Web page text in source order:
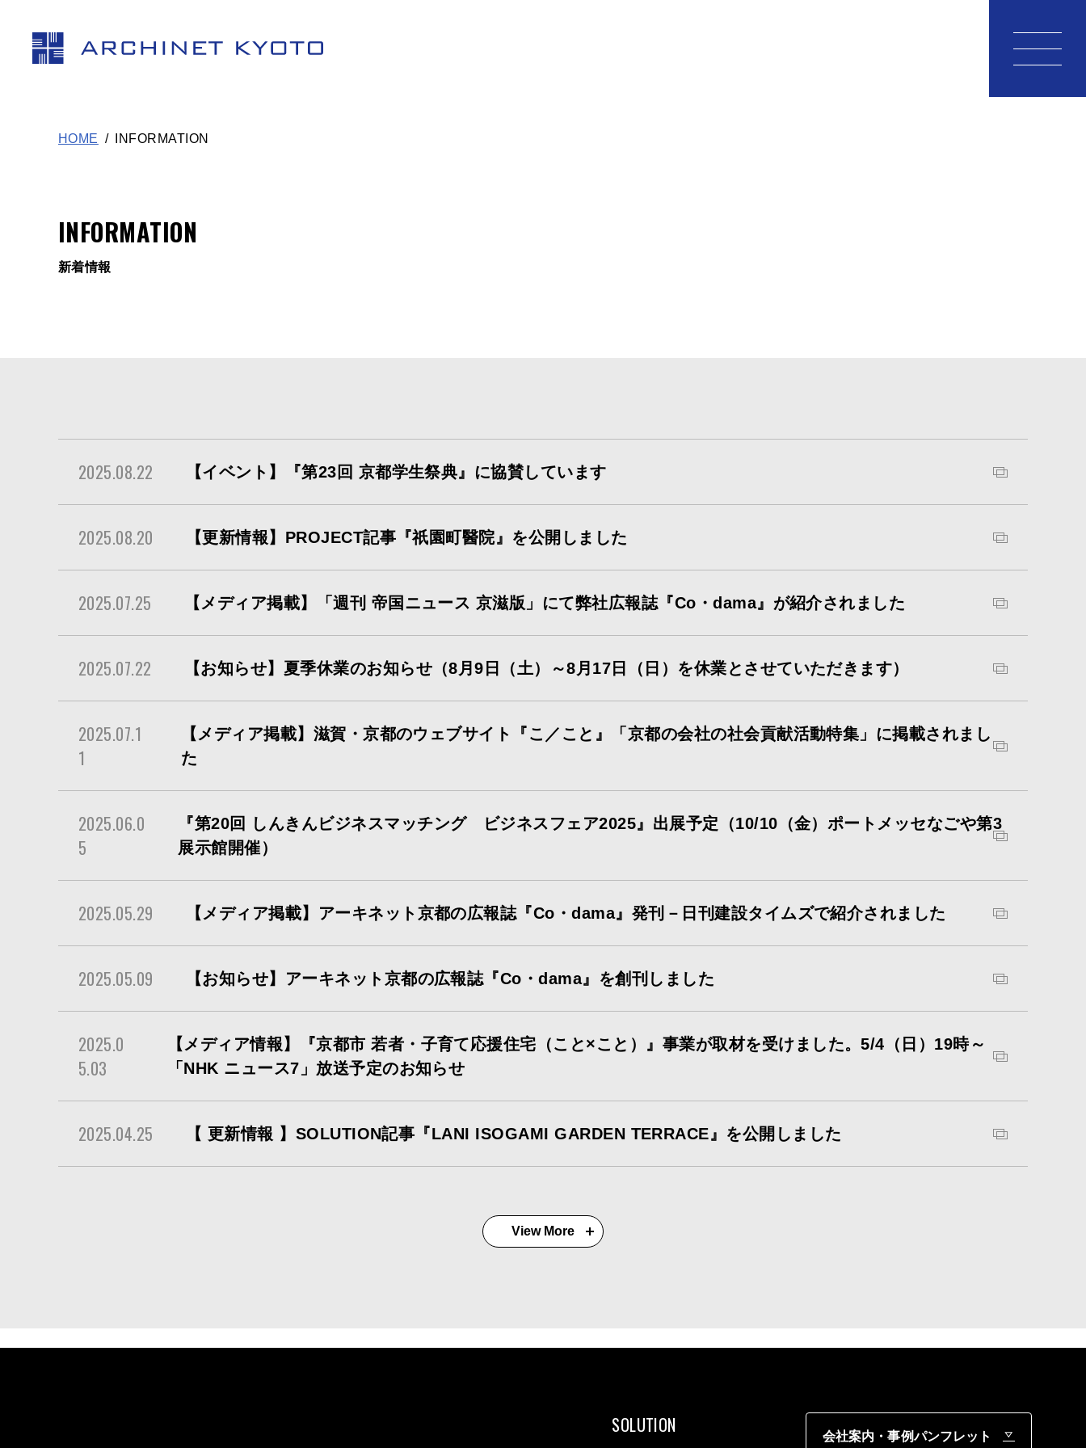
HOME INFORMATION
INFORMATION
新着情報
2025.08.22 【イベント】『第23回 京都学生祭典』に協賛しています
2025.08.20 【更新情報】PROJECT記事『祇園町醫院』を公開しました
2025.07.25 【メディア掲載】「週刊 帝国ニュース 京滋版」にて弊社広報誌『Co・dama』が紹介されました
2025.07.22 【お知らせ】夏季休業のお知らせ（8月9日（土）～8月17日（日）を休業とさせていただきます）
2025.07.1
1
【メディア掲載】滋賀・京都のウェブサイト『こ／こと』「京都の会社の社会貢献活動特集」に掲載されまし
た
2025.06.0
5
『第20回 しんきんビジネスマッチング ビジネスフェア2025』出展予定（10/10（金）ポートメッセなごや第3
展示館開催）
2025.05.29 【メディア掲載】アーキネット京都の広報誌『Co・dama』発刊－日刊建設タイムズで紹介されました
2025.05.09 【お知らせ】アーキネット京都の広報誌『Co・dama』を創刊しました
2025.0
5.03
【メディア情報】『京都市 若者・子育て応援住宅（こと×こと）』事業が取材を受けました。5/4（日）19時～
「NHK ニュース7」放送予定のお知らせ
2025.04.25 【 更新情報 】SOLUTION記事『LANI ISOGAMI GARDEN TERRACE』を公開しました
View More
SOLUTION 会社案内・事例パンフレット